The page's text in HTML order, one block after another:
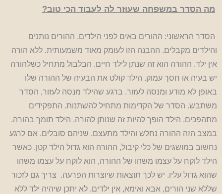
מה הסדר במשפחה שעוזר לה לעבוד הכי טוב?
הסדר הראשוני: ההורים באים לפני הילדים. ההורים נותנים
והילדים מקבלים. ההבנה הזו לעומק מאוד משמעותית. ללא הורה
אין ילד. ההורה הוא זה שנתן לילד חיים. הבלבול מתחיל כשלהורה
יש בעיה או חסך עמוק. הילד קולט את הבעיה של ההורה שלו
באופן לא מודע ומנסה לעזור. ברגע שהילד מנסה לעזור, הסדר
משתבש. הסדר של הקדימות מתחיל להשתנות. התפקידים
מתהפכים. הילד הופך להיות זה שנותן להורה. הילד תומך בהורה.
במצב הזה ההורה נחלש והילד מתעצם. שניהם סובלים. אם לרגע
נחשוב במושגים של כלי קיבול, ההורה הוא גדול הילד קטן. כאשר
הילד לוקח על עצמו משהו של ההורה, הוא לוקח על עצמו משהו
שהוא גדול עליו. יש לכך תוצאות שיוצרות הפרעה. צריך גם לזכור
שללא שני הורים, אבא ואימא, אין ילדים. לא יתכן שיהיה ילד ללא